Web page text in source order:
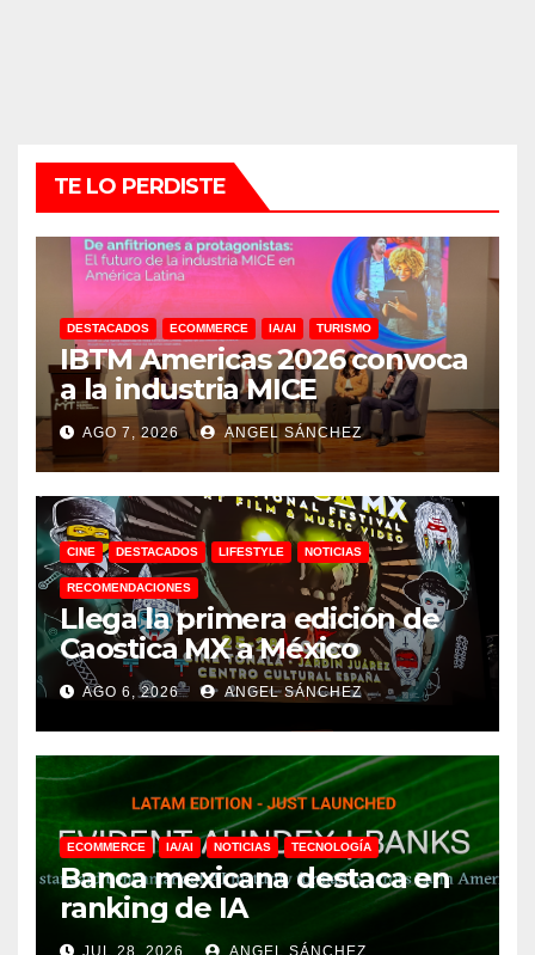
TE LO PERDISTE
DESTACADOS ECOMMERCE IA/AI TURISMO
IBTM Americas 2026 convoca
a la industria MICE
AGO 7, 2026 ANGEL SÁNCHEZ
CINE DESTACADOS LIFESTYLE NOTICIAS
RECOMENDACIONES
Llega la primera edición de
Caostica MX a México
AGO 6, 2026 ANGEL SÁNCHEZ
ECOMMERCE IA/AI NOTICIAS TECNOLOGÍA
Banca mexicana destaca en
ranking de IA
JUL 28, 2026 ANGEL SÁNCHEZ